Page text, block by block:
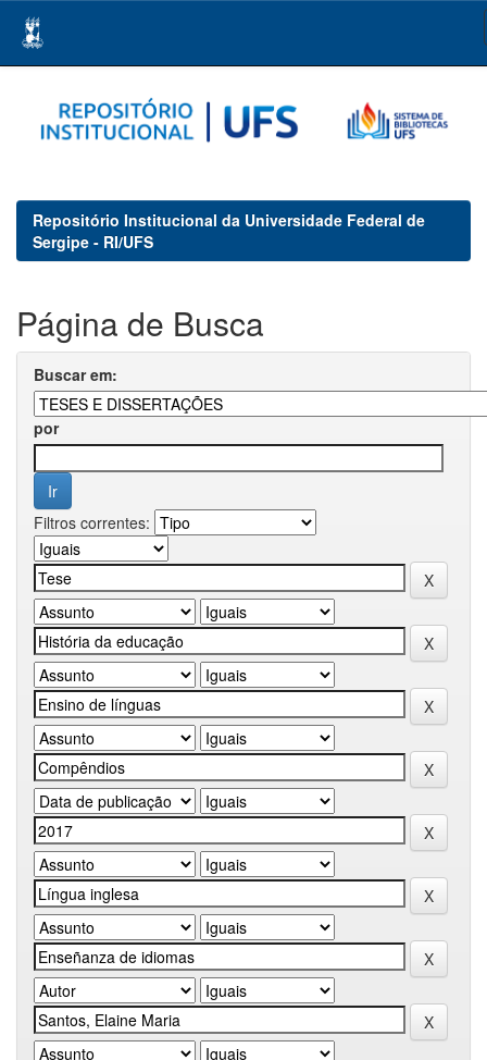
navigation
Repositório Institucional da Universidade Federal de
Sergipe - RI/UFS
Página de Busca
Buscar em:
por
Filtros correntes: